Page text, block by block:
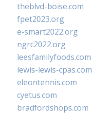
theblvd-boise.com
fpet2023.org
e-smart2022.org
ngrc2022.org
leesfamilyfoods.com
lewis-lewis-cpas.com
eleontennis.com
cyetus.com
bradfordshops.com